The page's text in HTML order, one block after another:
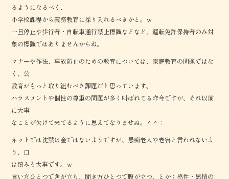
るようになるべく、
小学校課程から義務教育に採り入れるべきかと。ｗ
一旦停止や歩行者・自転車通行禁止標識などなど、運転免許保持者のみ対
象の標識ではありませんからね。
マナーや作法、事故防止のための教育については、家庭教育の問題ではな
く、公
教育がもっと取り組むべき課題だと思っています。
ハラスメントや個性の尊重の問題が多く叫ばれてる昨今ですが、それ以前
に大事
なことが欠けて来てるように思えてなりませぬ。＾＾；
ネットでは沈黙は金ではないようですが、愚痴老人や老害と言われないよ
う、口
は慎みも大事です。ｗ
言い方ひとつで角が立ち、聞き方ひとつで腹が立つ、とかく感性・感情の